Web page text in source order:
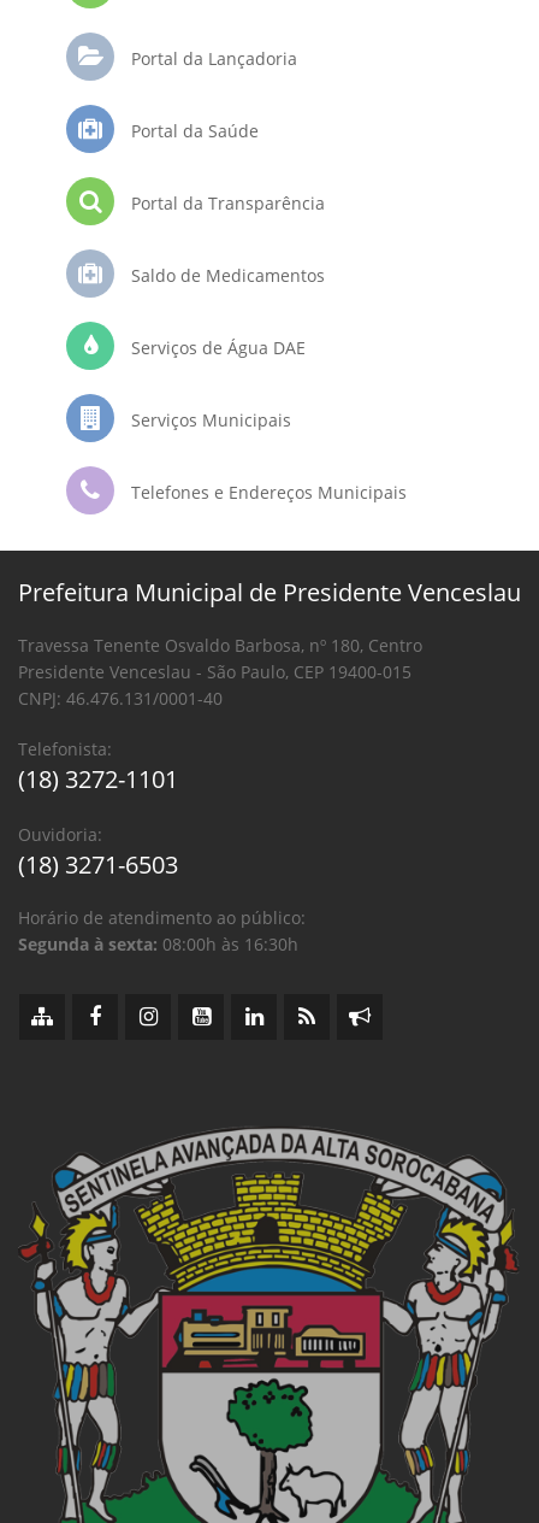
Portal da Lançadoria
Portal da Saúde
Portal da Transparência
Saldo de Medicamentos
Serviços de Água DAE
Serviços Municipais
Telefones e Endereços Municipais
Prefeitura Municipal de Presidente Venceslau
Travessa Tenente Osvaldo Barbosa, nº 180, Centro
Presidente Venceslau - São Paulo, CEP 19400-015
CNPJ: 46.476.131/0001-40
Telefonista:
(18) 3272-1101
Ouvidoria:
(18) 3271-6503
Horário de atendimento ao público:
Segunda à sexta: 08:00h às 16:30h